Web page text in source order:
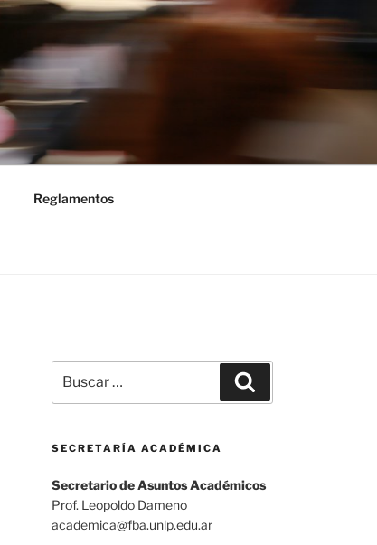
Reglamentos
por:
SECRETARÍA ACADÉMICA
Secretario de Asuntos Académicos
Prof. Leopoldo Dameno
academica@fba.unlp.edu.ar